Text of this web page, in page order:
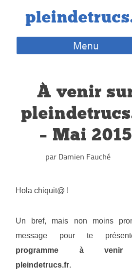
Menu
À venir
– Mai 2015
par Damien Fauché
Hola chiquit@ !
Un bref, mais non moins
message pour te
programme à
pleindetrucs.fr.